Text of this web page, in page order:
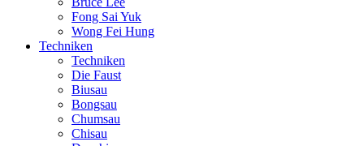
Fong Sai Yuk
Wong Fei Hung
Techniken
Techniken
Die Faust
Biusau
Bongsau
Chumsau
Chisau